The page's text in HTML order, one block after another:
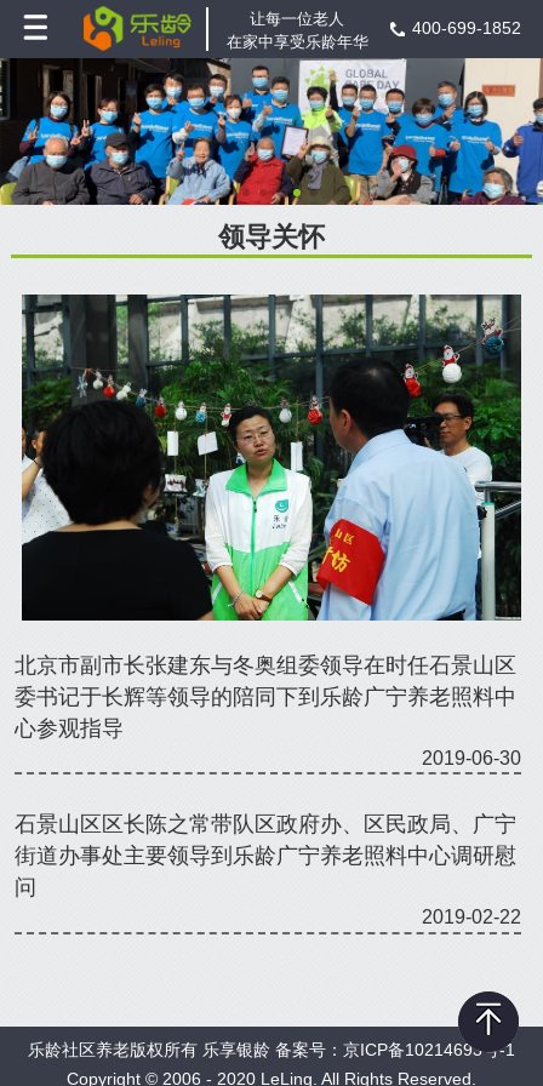
让每一位老人
在家中享受乐龄年华
400-699-1852
领导关怀
北京市副市长张建东与冬奥组委领导在时任石景山区
委书记于长辉等领导的陪同下到乐龄广宁养老照料中
心参观指导
2019-06-30
石景山区区长陈之常带队区政府办、区民政局、广宁
街道办事处主要领导到乐龄广宁养老照料中心调研慰
问
2019-02-22
乐龄社区养老版权所有 乐享银龄 备案号： 京ICP备10214693号-1
Copyright © 2006 - 2020 LeLing. All Rights Reserved.